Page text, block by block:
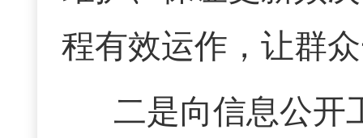
程有效运作，让群
二是向信息公开